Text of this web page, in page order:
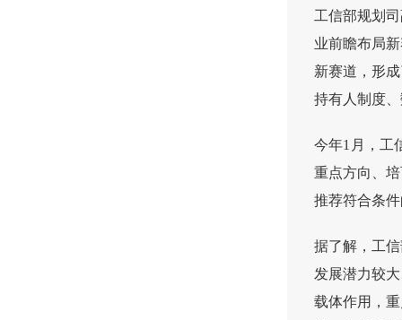
工信部规划
业前瞻布局
新赛道，形
持有人制度
今年1月，工
重点方向、
推荐符合条
据了解，工
发展潜力较
载体作用，